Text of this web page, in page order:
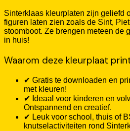
Sinterklaas kleurplaten zijn geliefd
figuren laten zien zoals de Sint,
stoomboot. Ze brengen meteen de
in huis!
Waarom deze kleurplaat
✔ Gratis te downloaden en
met kleuren!
✔ Ideaal voor kinderen en
Ontspannend en creatief.
✔ Leuk voor school, thuis of
knutselactiviteiten rond